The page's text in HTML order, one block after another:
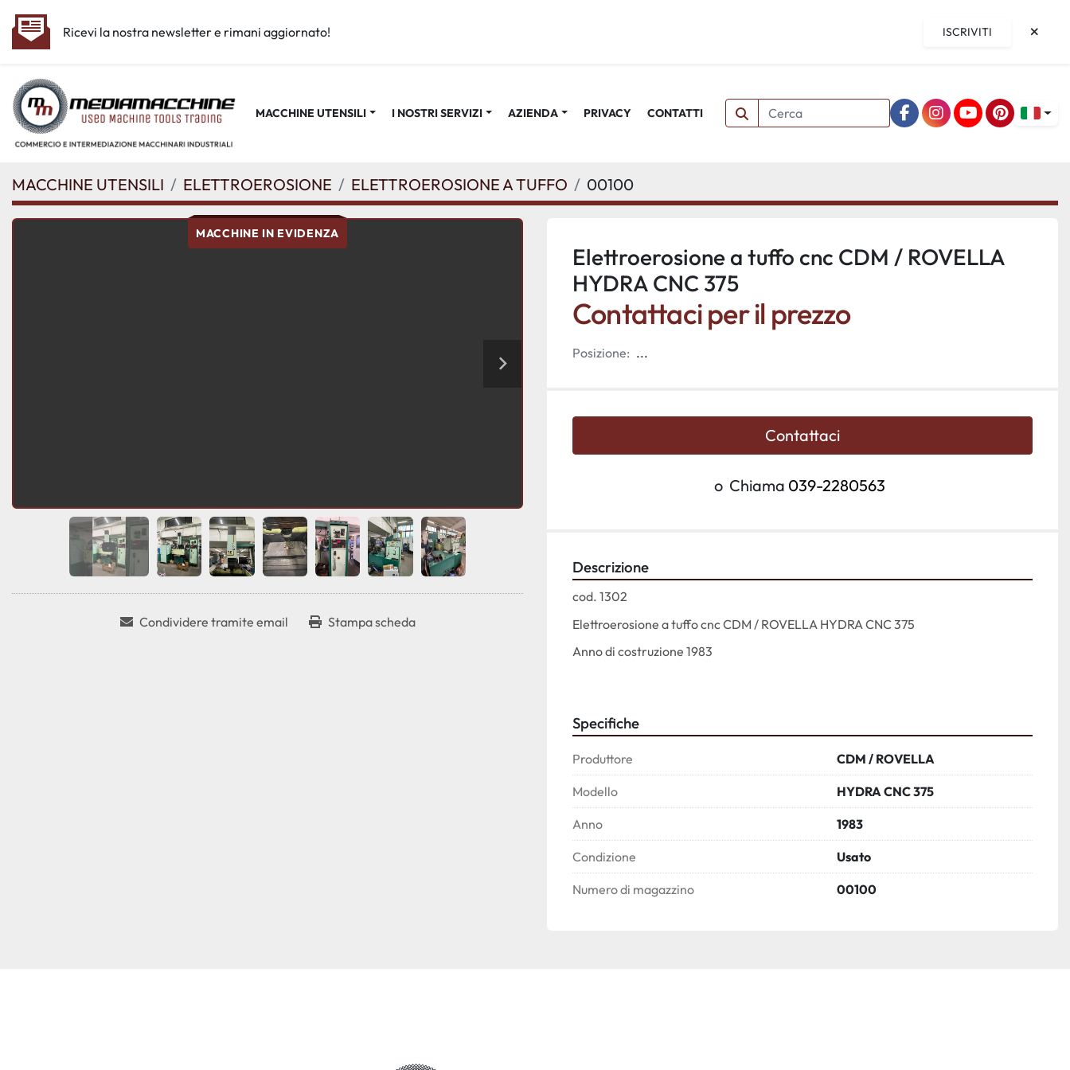
Ricevi la nostra newsletter e rimani aggiornato! ISCRIVITI
MACCHINE UTENSILI I NOSTRI SERVIZI AZIENDA PRIVACY CONTATTI
facebookinstagram
youtubepinterest
MACCHINE UTENSILI ELETTROEROSIONE ELETTROEROSIONE A TUFFO 00100
MACCHINE IN EVIDENZA
Condividere tramite email Stampa scheda
Elettroerosione a tuffo cnc CDM / ROVELLA
HYDRA CNC 375
Contattaci per il prezzo
Posizione: ...
Contattaci
o Chiama 039-2280563
Descrizione
cod. 1302
Elettroerosione a tuffo cnc CDM / ROVELLA HYDRA CNC 375
Anno di costruzione 1983
Specifiche
Produttore CDM / ROVELLA
Modello HYDRA CNC 375
Anno 1983
Condizione Usato
Numero di magazzino 00100